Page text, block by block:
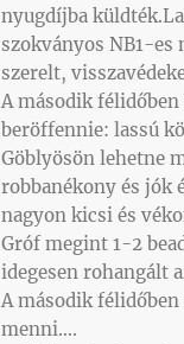
nyugdíjba
szokványos NB1-es
szerelt,
A második
beröffennie: lassú
Göblyösön lehetne
robbanékony és jók
nagyon kicsi és
Gróf megint 1-2
idegesen rohangált
A második
menni….